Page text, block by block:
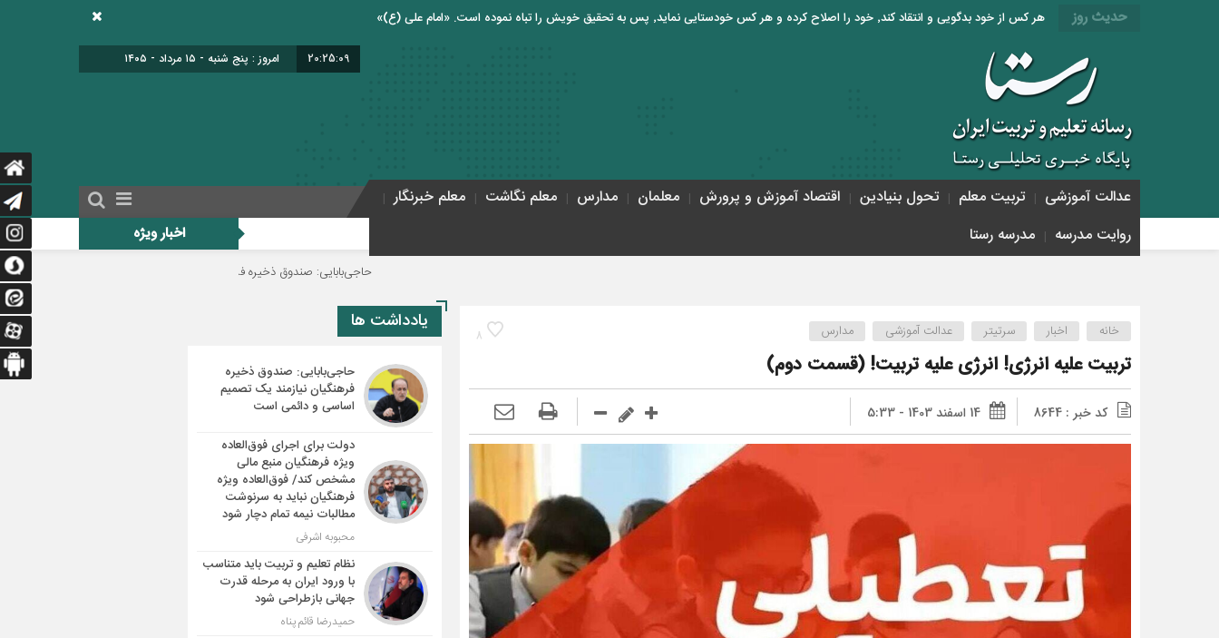
حدیث روز هر کس از خود بدگویی و انتقاد کند٬ خود را اصلاح کرده و هر کس خودستایی نماید٬ پس به تحقیق خویش را تباه نموده است. «امام علی (ع)»
20:25:10 امروز : پنج شنبه - ۱۵ مرداد - ۱۴۰۵
عدالت آموزشی تربیت معلم تحول بنیادین اقتصاد آموزش و پرورش معلمان مدارس معلم نگاشت
معلم خبرنگار
روایت مدرسه
مدرسه رستا اخبار ویژه
حاجی‌بابایی: صندوق ذخیره فرهنگیان نیازمند یک تصمیم اساسی و دائمی است دولت
8 خانه اخبار سرتیتر عدالت آموزشی مدارس
تربیت علیه انرژی! انرژی علیه تربیت! (قسمت دوم)
کد خبر : 8644 14 اسفند 1403 - 5:33
یادداشت ها
حاجی‌بابایی: صندوق ذخیره
فرهنگیان نیازمند یک تصمیم
اساسی و دائمی است
دولت برای اجرای فوق‌العاده
ویژه فرهنگیان منبع مالی
مشخص کند/ فوق‌العاده ویژه
فرهنگیان نباید به سرنوشت
مطالبات نیمه‌ تمام دچار شود
محبوبه اشرفی
نظام تعلیم و تربیت باید متناسب
با ورود ایران به مرحله قدرت
جهانی بازطراحی شود
حمیدرضا قائم پناه